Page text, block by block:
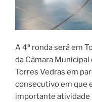
A 4ª ronda será em
da Câmara Municipal
Torres Vedras em
consecutivo em que
importante atividade